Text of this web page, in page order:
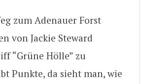
zum Adenauer Forst
von Jackie Steward
“Grüne Hölle” zu
Punkte, da sieht man, wie